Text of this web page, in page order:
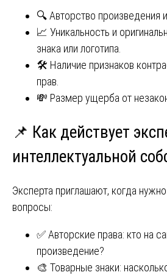
🔍 Авторство произведения
📈 Уникальность и
знака или логотипа.
🛠️ Наличие признаков
прав.
💸 Размер ущерба от
📌 Как действует
интеллектуальной
Эксперта приглашают, когда
вопросы:
✅ Авторские права: кто на
произведение?
🎨 Товарные знаки: